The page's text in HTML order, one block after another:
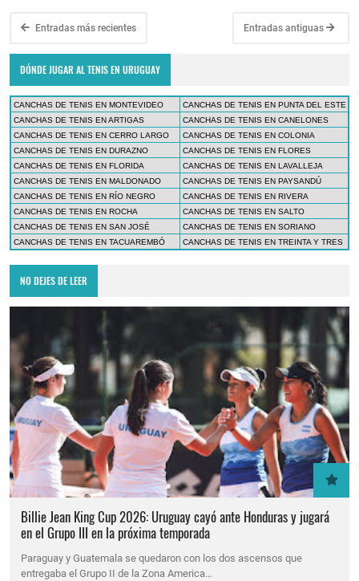
Entradas más recientes Entradas antiguas
DÓNDE JUGAR AL TENIS EN URUGUAY
CANCHAS DE TENIS EN MONTEVIDEO
CANCHAS DE TENIS EN PUNTA DEL ESTE
CANCHAS DE TENIS EN ARTIGAS
CANCHAS DE TENIS EN CANELONES
CANCHAS DE TENIS EN CERRO LARGO
CANCHAS DE TENIS EN COLONIA
CANCHAS DE TENIS EN DURAZNO
CANCHAS DE TENIS EN FLORES
CANCHAS DE TENIS EN FLORIDA
CANCHAS DE TENIS EN LAVALLEJA
CANCHAS DE TENIS EN MALDONADO
CANCHAS DE TENIS EN PAYSANDÚ
CANCHAS DE TENIS EN RÍO NEGRO
CANCHAS DE TENIS EN RIVERA
CANCHAS DE TENIS EN ROCHA
CANCHAS DE TENIS EN SALTO
CANCHAS DE TENIS EN SAN JOSÉ
CANCHAS DE TENIS EN SORIANO
CANCHAS DE TENIS EN TACUAREMBÓ
CANCHAS DE TENIS EN TREINTA Y TRES
NO DEJES DE LEER
Billie Jean King Cup 2026: Uruguay cayó ante Honduras y jugará
en el Grupo III en la próxima temporada
Paraguay y Guatemala se quedaron con los dos ascensos que
entregaba el Grupo II de la Zona America…